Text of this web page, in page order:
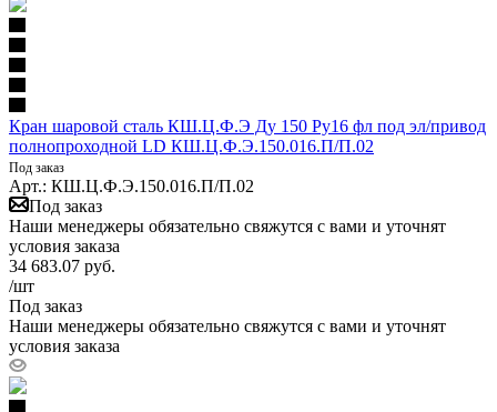
Кран шаровой сталь КШ.Ц.Ф.Э Ду 150 Ру16 фл под эл/привод
полнопроходной LD КШ.Ц.Ф.Э.150.016.П/П.02
Под заказ
Арт.: КШ.Ц.Ф.Э.150.016.П/П.02
Под заказ
Наши менеджеры обязательно свяжутся с вами и уточнят
условия заказа
34 683.07 руб.
/шт
Под заказ
Наши менеджеры обязательно свяжутся с вами и уточнят
условия заказа